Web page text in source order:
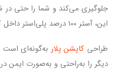
جلوگیری می‌کند و شما را حتی در
این، آستر 100 درصد پلی‌استر داخل کاپشن، نه تنها عایق حرارتی خوبی است، بلکه احساس نرمی و گرمای مطلوبی را به شما می‌بخشد.
طراحی کاپشن پلار به‌گونه‌ای است
دیگر را به‌راحتی و به‌صورت ایمن